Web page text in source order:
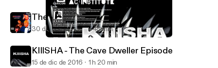
KIIISHA
The American Carnage Special
30 de ene de 2017 48 min
KIIISHA - The Cave Dweller Episode
15 de dic de 2016 1 h 20 min